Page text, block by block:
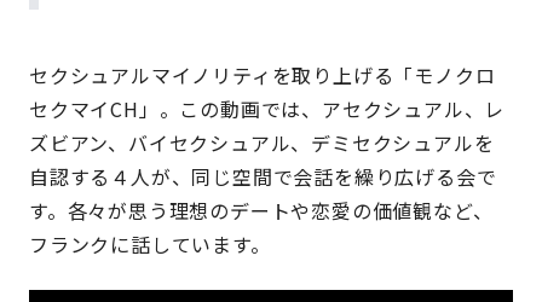
セクシュアルマイノリティを取り上げる「モノクロ
セクマイCH」。この動画では、アセクシュアル、レ
ズビアン、バイセクシュアル、デミセクシュアルを
自認する４人が、同じ空間で会話を繰り広げる会で
す。各々が思う理想のデートや恋愛の価値観など、
フランクに話しています。